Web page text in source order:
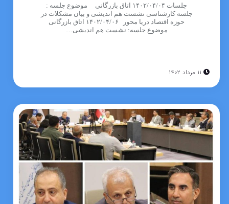
جلسات ۱۴۰۲/۰۴/۰۴ اتاق بازرگانی موضوع جلسه :
جلسه کارشناسی نشست هم اندیشی و بیان مشکلات در
حوزه اقتصاد دریا محور ۱۴۰۲/۰۴/۰۶ اتاق بازرگانی
موضوع جلسه: نشست هم اندیشی…
۱۱ مرداد ۱۴۰۲